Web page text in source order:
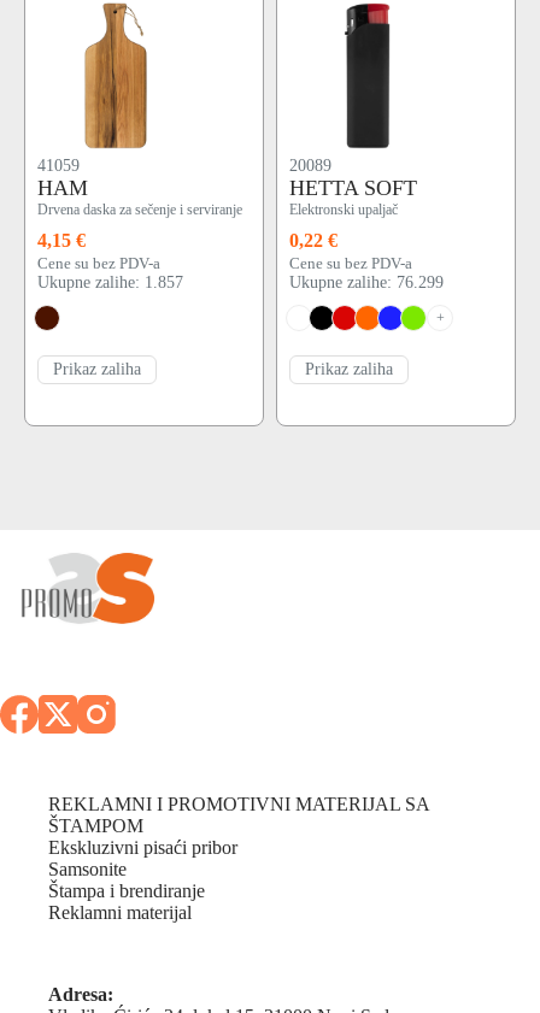
41059
HAM
Drvena daska za sečenje i serviranje
4,15 €
Cene su bez PDV-a
Ukupne zalihe: 1.857
Prikaz zaliha
20089
HETTA SOFT
Elektronski upaljač
0,22 €
Cene su bez PDV-a
Ukupne zalihe: 76.299
+
Prikaz zaliha
REKLAMNI I PROMOTIVNI MATERIJAL SA
ŠTAMPOM
Ekskluzivni pisaći pribor
Samsonite
Štampa i brendiranje
Reklamni materijal
Adresa: